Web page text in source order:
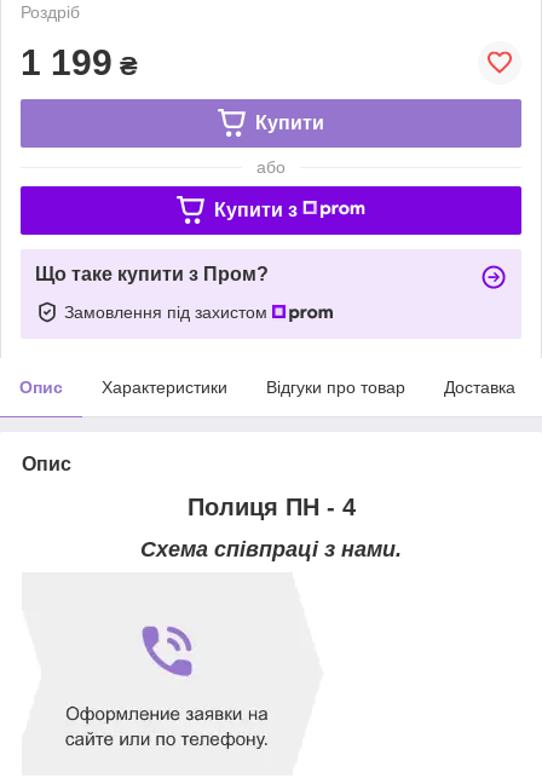
Роздріб
1 199 ₴
Купити
або
Купити з
Що таке купити з Пром?
Замовлення під захистом
Опис Характеристики Відгуки про товар Доставка
Опис
Полиця ПН - 4
Схема співпраці з нами.